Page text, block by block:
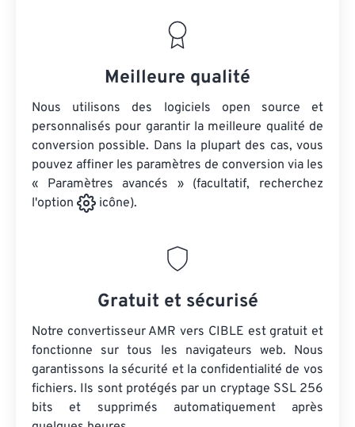
Meilleure qualité
Nous utilisons des logiciels open source et
personnalisés pour garantir la meilleure qualité de
conversion possible. Dans la plupart des cas, vous
pouvez affiner les paramètres de conversion via les
« Paramètres avancés » (facultatif, recherchez
l'option
icône).
Gratuit et sécurisé
Notre convertisseur AMR vers CIBLE est gratuit et
fonctionne sur tous les navigateurs web. Nous
garantissons la sécurité et la confidentialité de vos
fichiers. Ils sont protégés par un cryptage SSL 256
bits et supprimés automatiquement après